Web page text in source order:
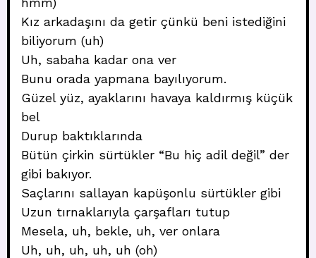
Kız arkadaşını da getir çünkü beni istediğini
biliyorum (uh)
Uh, sabaha kadar ona ver
Bunu orada yapmana bayılıyorum.
Güzel yüz, ayaklarını havaya kaldırmış küçük
bel
Durup baktıklarında
Bütün çirkin sürtükler “Bu hiç adil değil” der
gibi bakıyor.
Saçlarını sallayan kapüşonlu sürtükler gibi
Uzun tırnaklarıyla çarşafları tutup
Mesela, uh, bekle, uh, ver onlara
Uh, uh, uh, uh, uh (oh)